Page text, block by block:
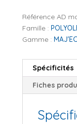
Référence AD
Famille :
Gamme :
Spécificités
Fiches